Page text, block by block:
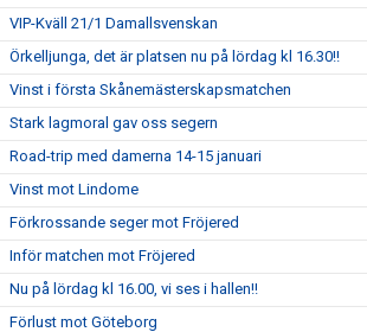
VIP-Kväll 21/1 Damallsvenskan
Örkelljunga, det är platsen nu på lördag kl 16.30!!
Vinst i första Skånemästerskapsmatchen
Stark lagmoral gav oss segern
Road-trip med damerna 14-15 januari
Vinst mot Lindome
Förkrossande seger mot Fröjered
Inför matchen mot Fröjered
Nu på lördag kl 16.00, vi ses i hallen!!
Förlust mot Göteborg